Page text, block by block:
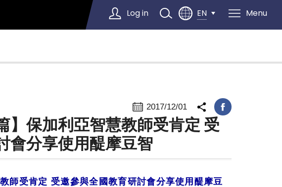
Log in EN Menu
2017/12/01
】保加利亞智慧教師受肯定 受
會分享使用醍摩豆智
師受肯定 受邀參與全國教育研討會分享使用醍摩豆